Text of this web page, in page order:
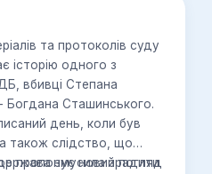
та протоколів суду
історію одного з
вбивці Степана
Богдана Сташинського.
день, коли був
також слідство, що
пропонує новий погляд
змусила зрадити